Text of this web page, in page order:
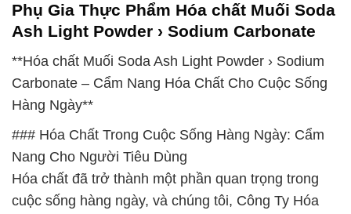
Phụ Gia Thực Phẩm Hóa chất Muối Soda
Ash Light Powder › Sodium Carbonate
**Hóa chất Muối Soda Ash Light Powder › Sodium
Carbonate – Cẩm Nang Hóa Chất Cho Cuộc Sống
Hàng Ngày**
### Hóa Chất Trong Cuộc Sống Hàng Ngày: Cẩm
Nang Cho Người Tiêu Dùng
Hóa chất đã trở thành một phần quan trọng trong
cuộc sống hàng ngày, và chúng tôi, Công Ty Hóa